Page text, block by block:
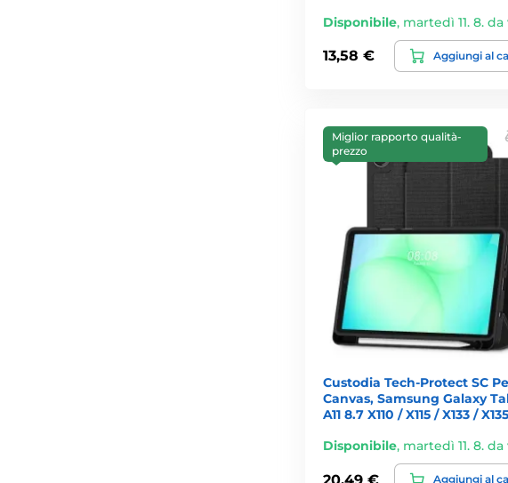
Disponibile, martedì 11. 8. da
13,58 € Aggiungi al
Miglior rapporto qualità-
prezzo
Custodia Tech-Protect SC
Canvas, Samsung Galaxy
A11 8.7 X110 / X115 / X133 /
Disponibile, martedì 11. 8. da
Aggiungi al